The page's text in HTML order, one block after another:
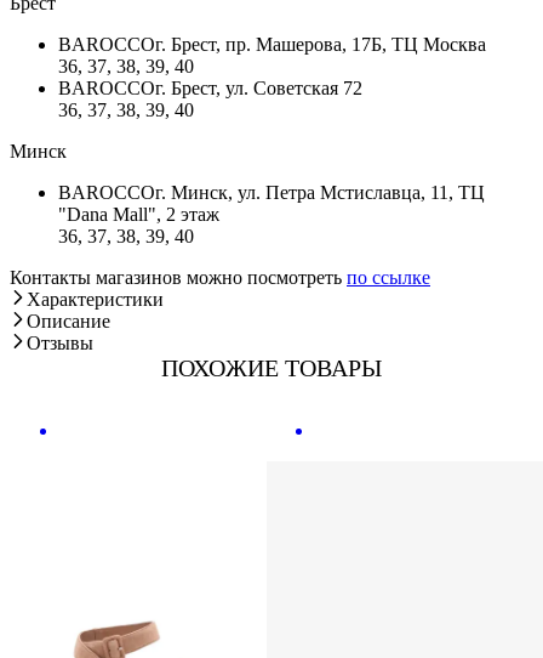
BAROCCOг. Брест, пр. Машерова, 17Б, ТЦ Москва
36, 37, 38, 39, 40
BAROCCOг. Брест, ул. Советская 72
36, 37, 38, 39, 40
Минск
BAROCCOг. Минск, ул. Петра Мстиславца, 11, ТЦ
"Dana Mall", 2 этаж
36, 37, 38, 39, 40
Контакты магазинов можно посмотреть по ссылке
Характеристики
Описание
Отзывы
ПОХОЖИЕ ТОВАРЫ